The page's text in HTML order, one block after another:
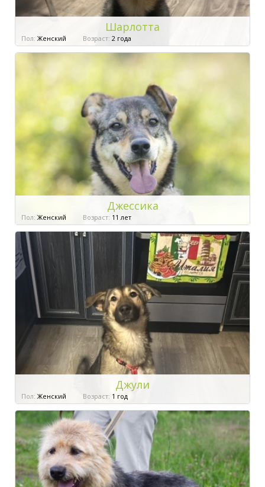
Шарлотта
Пол: Женский Возраст: 2 года
Джессика
Пол: Женский Возраст: 11 лет
Джули
Пол: Женский Возраст: 1 год